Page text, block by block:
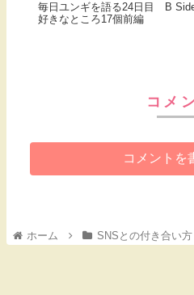
毎日ユンギを語る24日目 B
好きなところ17個前編
コメ
コメントを
ホーム SNSとの付き合い方